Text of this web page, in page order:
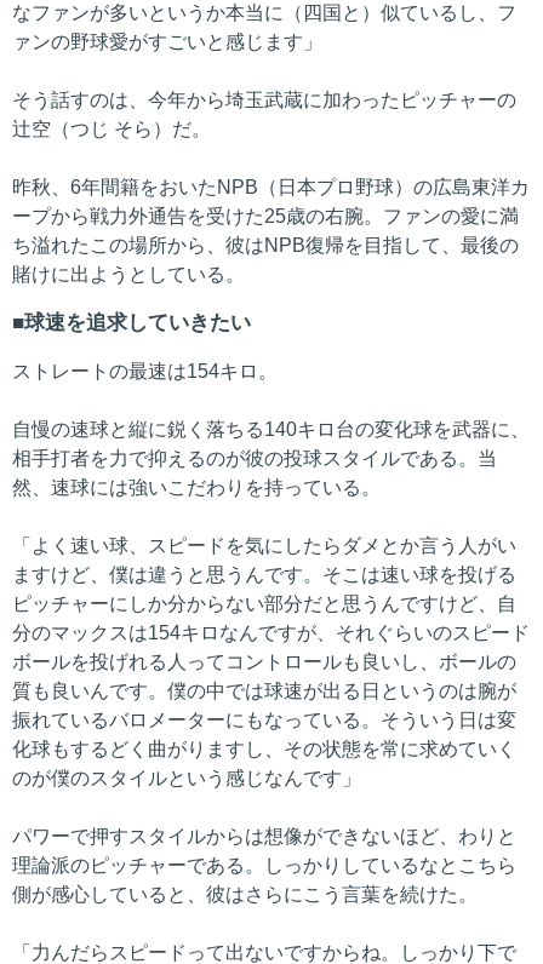
なファンが多いというか本当に（四国と）似ているし、フ
ァンの野球愛がすごいと感じます」
そう話すのは、今年から埼玉武蔵に加わったピッチャーの
辻空（つじ そら）だ。
昨秋、6年間籍をおいたNPB（日本プロ野球）の広島東洋カ
ープから戦力外通告を受けた25歳の右腕。ファンの愛に満
ち溢れたこの場所から、彼はNPB復帰を目指して、最後の
賭けに出ようとしている。
球速を追求していきたい
ストレートの最速は154キロ。
自慢の速球と縦に鋭く落ちる140キロ台の変化球を武器に、
相手打者を力で抑えるのが彼の投球スタイルである。当
然、速球には強いこだわりを持っている。
「よく速い球、スピードを気にしたらダメとか言う人がい
ますけど、僕は違うと思うんです。そこは速い球を投げる
ピッチャーにしか分からない部分だと思うんですけど、自
分のマックスは154キロなんですが、それぐらいのスピード
ボールを投げれる人ってコントロールも良いし、ボールの
質も良いんです。僕の中では球速が出る日というのは腕が
振れているバロメーターにもなっている。そういう日は変
化球もするどく曲がりますし、その状態を常に求めていく
のが僕のスタイルという感じなんです」
パワーで押すスタイルからは想像ができないほど、わりと
理論派のピッチャーである。しっかりしているなとこちら
側が感心していると、彼はさらにこう言葉を続けた。
「力んだらスピードって出ないですからね。しっかり下で